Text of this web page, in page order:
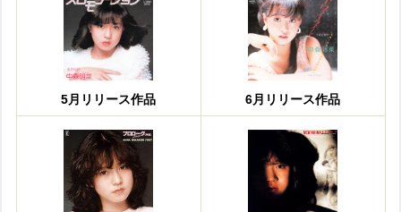
5月リリース作品 6月リリース作品